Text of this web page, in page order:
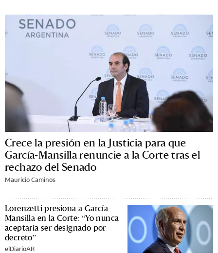
Crece la presión en la Justicia para que
García-Mansilla renuncie a la Corte tras el
rechazo del Senado
Mauricio Caminos
Lorenzetti presiona a García-
Mansilla en la Corte: “Yo nunca
aceptaría ser designado por
decreto”
elDiarioAR